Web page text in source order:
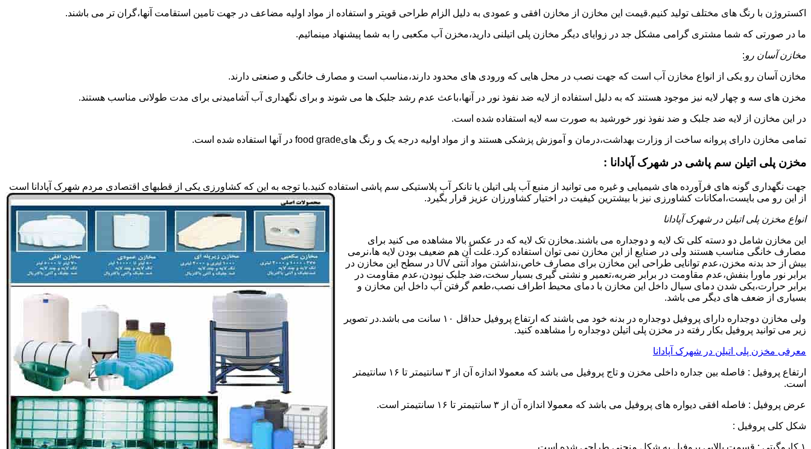
اکستروژن با رنگ های مختلف تولید کنیم.قیمت این مخازن از مخازن افقی و عمودی به دلیل الزام طراحی قویتر و استفاده از مواد اولیه مضاعف در جهت تامین استقامت آنها،گران تر می باشند.
ما در صورتی که شما مشتری گرامی مشکل جد در زوایای دیگر مخازن پلی اتیلنی دارید،مخزن آب مکعبی را به شما پیشنهاد مینمائیم.
مخازن آسان رو:
مخازن آسان رو یکی از انواع مخازن آب است که جهت نصب در محل هایی که ورودی های محدود دارند،مناسب است و مصارف خانگی و صنعتی دارند.
مخزن های سه و چهار لایه نیز موجود هستند که به دلیل استفاده از لایه ضد نفوذ نور در آنها،باعث عدم رشد جلبک ها می شوند و برای نگهداری آب آشامیدنی برای مدت طولانی مناسب هستند.
در این مخازن از لایه ضد جلبک و ضد نفوذ نور خورشید به صورت سه لایه استفاده شده است.
تمامی مخازن دارای پروانه ساخت از وزارت بهداشت،درمان و آموزش پزشکی هستند و از مواد اولیه درجه یک و رنگ هایfood grade در آنها استفاده شده است.
مخزن پلی اتیلن سم پاشی در شهرک آپادانا :
جهت نگهداری گونه های فرآورده های شیمیایی و غیره می توانید از منبع آب پلی اتیلن یا تانکر آب پلاستیکی سم پاشی استفاده کنید.با توجه به این که کشاورزی یکی از قطبهای اقتصادی مردم شهرک آپادانا است
از این رو می بایست،امکانات کشاورزی نیز با بیشترین کیفیت در اختیار کشاورزان عزیز قرار بگیرد.
انواع مخزن پلی اتیلن در شهرک آپادانا
این مخازن شامل دو دسته کلی تک لایه و دوجداره می باشند.مخازن تک لایه که در عکس بالا مشاهده می کنید برای
مصارف خانگی مناسب هستند ولی در صنایع از این مخازن نمی توان استفاده کرد.علت آن هم ضعیف بودن لایه ها،نرمی
بیش از حد بدنه مخزن،عدم توانایی طراحی این مخازن برای مصارف خاص،نداشتن مواد آنتی UV در سطح این مخازن در
برابر نور ماورا بنفش،عدم مقاومت در برابر ضربه،تعمیر و نشتی گیری بسیار سخت،ضد جلبک نبودن،عدم مقاومت در
برابر حرارت،یکی شدن دمای سیال داخل این مخازن با دمای محیط اطراف نصب،طعم گرفتن آب داخل این مخازن و
بسیاری از ضعف های دیگر می باشد.
ولی مخازن دوجداره دارای پروفیل دوجداره در بدنه خود می باشند که ارتفاع پروفیل حداقل ۱۰ سانت می باشد.در تصویر
زیر می توانید پروفیل بکار رفته در مخزن پلی اتیلن دوجداره را مشاهده کنید.
معرفی مخزن پلی اتیلن در شهرک آپادانا
ارتفاع پروفیل : فاصله بین جداره داخلی مخزن و تاج پروفیل می باشد که معمولا اندازه آن از ۳ سانتیمتر تا ۱۶ سانتیمتر
است.
عرض پروفیل : فاصله افقی دیواره های پروفیل می باشد که معمولا اندازه آن از ۳ سانتیمتر تا ۱۶ سانتیمتر است.
شکل کلی پروفیل :
۱.کاروگیتی : قسمت بالایی پروفیل به شکل منحنی طراحی شده است.